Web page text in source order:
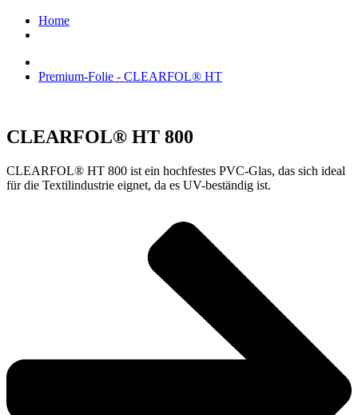
Home
Premium-Folie - CLEARFOL® HT
CLEARFOL® HT 800
CLEARFOL® HT 800 ist ein hochfestes PVC-Glas, das sich ideal
für die Textilindustrie eignet, da es UV-beständig ist.